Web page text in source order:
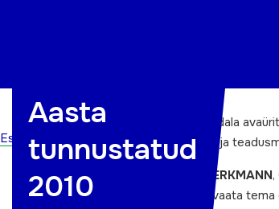
Esileht
Aasta
tunnustatud
2010
XIII täiskasvanud õppija nädala
üle Eesti Vabariigi haridus- ja
Aasta õppija 2010 EGON ERKMANN,
Loe Egoni õpilugu
ja vaata tema